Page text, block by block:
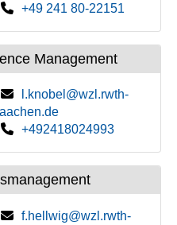
+49 241 80-22151
Management
l.knobel@wzl.rwth-
aachen.de
+492418024993
f.hellwig@wzl.rwth-